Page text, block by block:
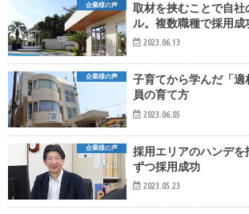
企業様の声
取材を挟むことで自社
ル。複数職種で採用成
2023.06.13
企業様の声
子育てから学んだ「
員の育て方
2023.06.05
企業様の声
採用エリアのハンデ
ずつ採用成功
2023.05.23